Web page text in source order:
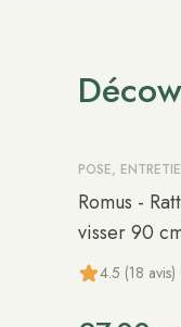
POSE,
Romus -
visser 90
4.5 (18 avis)